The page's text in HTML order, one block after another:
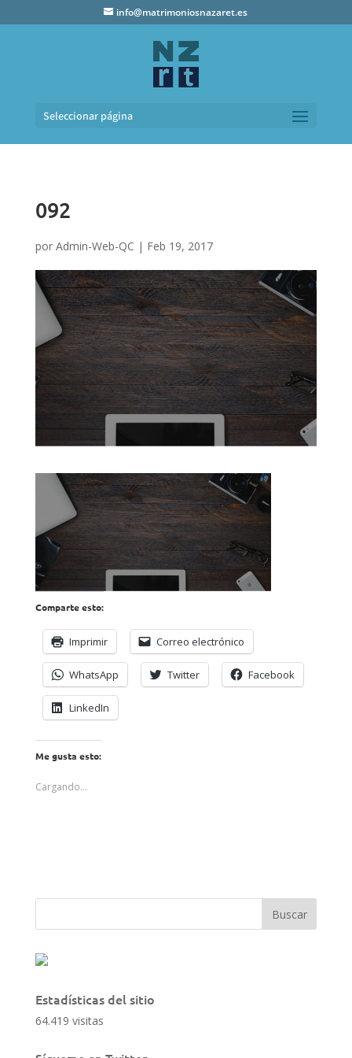
info@matrimoniosnazaret.es
Seleccionar página
092
por Admin-Web-QC | Feb 19, 2017
Comparte esto:
Imprimir Correo electrónico
WhatsApp Twitter Facebook
LinkedIn
Me gusta esto:
Cargando...
Estadísticas del sitio
64.419 visitas